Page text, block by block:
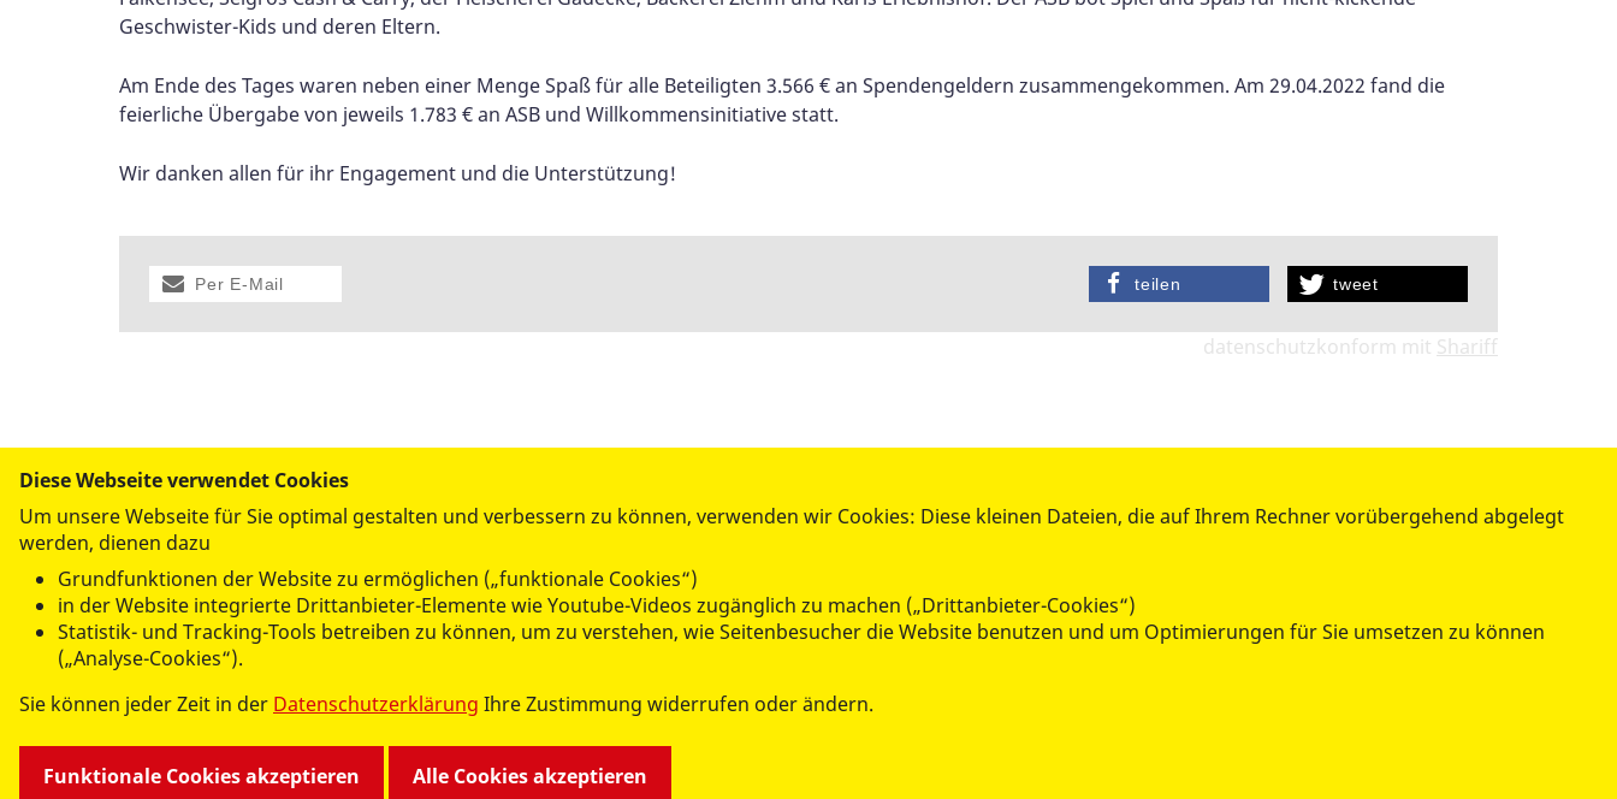
Geschwister-Kids und deren Eltern.
Am Ende des Tages waren neben einer Menge Spaß für alle Beteiligten 3.566 € an Spendengeldern zusammengekommen. Am 29.04.2022 fand die
feierliche Übergabe von jeweils 1.783 € an ASB und Willkommensinitiative statt.
Wir danken allen für ihr Engagement und die Unterstützung!
Per E-Mail
tweet
teilen
datenschutzkonform mit Shariff
UNSERE ANGEBOTE
Kindertagesstätten und Krippen
Hilfen zur Erziehung
Mehrgenerationenhaus
Fahrservice
Kurse
Mitglied werden
Spenden
RepairCafé
Stellenangebote
Diese Webseite verwendet Cookies
Um unsere Webseite für Sie optimal gestalten und verbessern zu können, verwenden wir Cookies: Diese kleinen Dateien, die auf Ihrem Rechner vorübergehend abgelegt
werden, dienen dazu
Grundfunktionen der Website zu ermöglichen („funktionale Cookies“)
in der Website integrierte Drittanbieter-Elemente wie Youtube-Videos zugänglich zu machen („Drittanbieter-Cookies“)
Statistik- und Tracking-Tools betreiben zu können, um zu verstehen, wie Seitenbesucher die Website benutzen und um Optimierungen für Sie umsetzen zu können
(„Analyse-Cookies“).
Sie können jeder Zeit in der Datenschutzerklärung Ihre Zustimmung widerrufen oder ändern.
Funktionale Cookies akzeptieren Alle Cookies akzeptieren